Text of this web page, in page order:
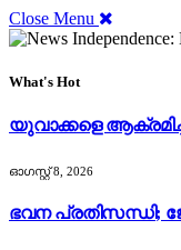
Close Menu
What's Hot
യുവാക്കളെ
ഓഗസ്റ്റ്‌ 8, 2026
ഭവന പ്രതിസന്ധി;